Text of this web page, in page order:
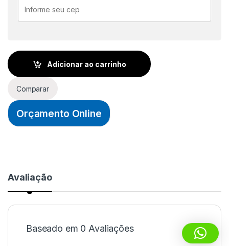
Adicionar ao carrinho
Comparar
Orçamento Online
Avaliação
Baseado em 0 Avaliações